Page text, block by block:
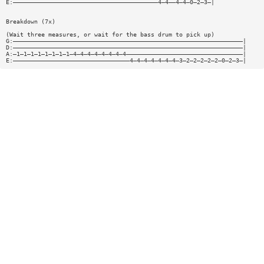
E:—————————————————————————————————————————4—4——4—4—0—2—3—|
Breakdown (7x)
(Wait three measures, or wait for the bass drum to pick up)
G:—————————————————————————————————————————————————————————————————|
D:—————————————————————————————————————————————————————————————————|
A:—1—1—1—1—1—1—1—1—4—4—4—4—4—4—4—4—————————————————————————————————|
E:—————————————————————————————————4—4—4—4—4—4—4—3—2—2—2—2—2—0—2—3—|